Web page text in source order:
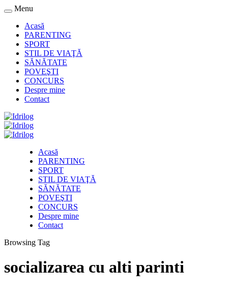
Menu
Acasă
PARENTING
SPORT
STIL DE VIAŢĂ
SĂNĂTATE
POVEŞTI
CONCURS
Despre mine
Contact
Acasă
PARENTING
SPORT
STIL DE VIAŢĂ
SĂNĂTATE
POVEŞTI
CONCURS
Despre mine
Contact
Browsing Tag
socializarea cu alti parinti